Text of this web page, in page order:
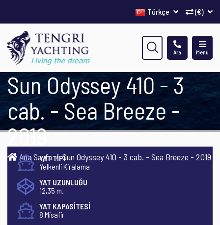
(€)
Türkçe
Menü
Ara
Sun Odyssey 410 - 3
cab. - Sea Breeze -
2019
Ana Sayfa Sun Odyssey 410 - 3 cab. - Sea Breeze - 2019
YAT TİPİ
Yelkenli Kiralama
YAT UZUNLUĞU
12,35 m.
YAT KAPASİTESİ
8 Misafir